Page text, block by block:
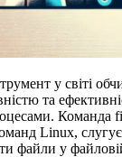
у світі
та
Команда
Linux,
файли у